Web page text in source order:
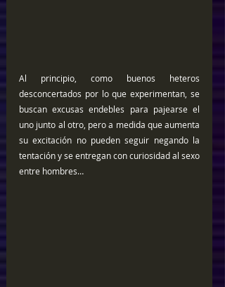
Al principio, como buenos heteros
desconcertados por lo que experimentan, se
buscan excusas endebles para pajearse el
uno junto al otro, pero a medida que aumenta
su excitación no pueden seguir negando la
tentación y se entregan con curiosidad al sexo
entre hombres…